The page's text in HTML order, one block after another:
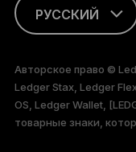
РУССКИЙ
FRANÇAIS
TÜRKÇE
Авторское право ©
Ledger Stax, Ledger
OS, Ledger Wallet,
товарные знаки,